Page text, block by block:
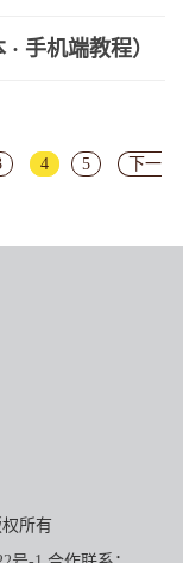
手机端教程）
4 5
下一
所有